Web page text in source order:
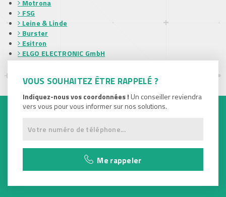
Motrona
FSG
Leine & Linde
Burster
Esitron
ELGO ELECTRONIC GmbH
PWB Encoders
Georgii Kobold
VOUS SOUHAITEZ ÊTRE RAPPELÉ ?
Indiquez-nous vos coordonnées ! Un conseiller reviendra
vers vous pour vous informer sur nos solutions.
Me rappeler